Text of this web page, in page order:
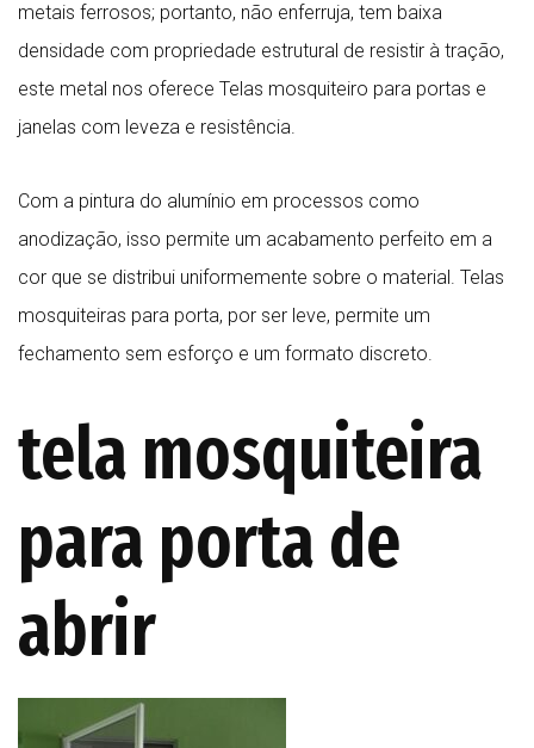
metais ferrosos; portanto, não enferruja, tem baixa
densidade com propriedade estrutural de resistir à tração,
este metal nos oferece Telas mosquiteiro para portas e
janelas com leveza e resistência.
Com a pintura do alumínio em processos como
anodização, isso permite um acabamento perfeito em a
cor que se distribui uniformemente sobre o material. Telas
mosquiteiras para porta, por ser leve, permite um
fechamento sem esforço e um formato discreto.
tela mosquiteira
para porta de
abrir